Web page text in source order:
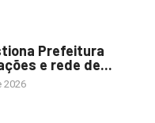
Prefeitura
e rede de...
2026